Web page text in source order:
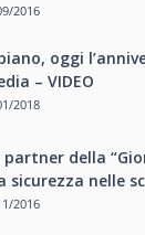
2016
oggi
– VIDEO
2018
partner della
sicurezza nelle
2016